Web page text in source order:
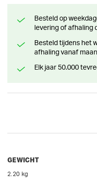
Besteld op weekdagen voor 13 uur? Klaar voor
levering of afhaling
Besteld tijdens het weekend? Klaar voor levering of
afhaling vanaf
Elk jaar 50.000
GEWICHT
2.20 kg